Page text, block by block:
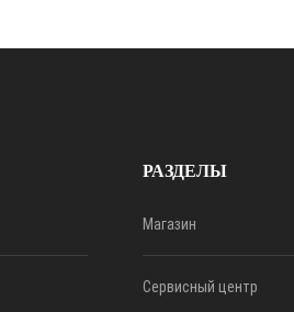
РАЗДЕЛЫ
Магазин
Сервисный центр